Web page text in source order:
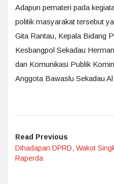
Adapun pemateri pada
politik masyarakat tersebut
Gita Rantau, Kepala Bidang
Kesbangpol Sekadau
dan Komunikasi Publik
Anggota Bawaslu Sekadau
Read Previous
Dihadapan DPRD, Wakot
Raperda